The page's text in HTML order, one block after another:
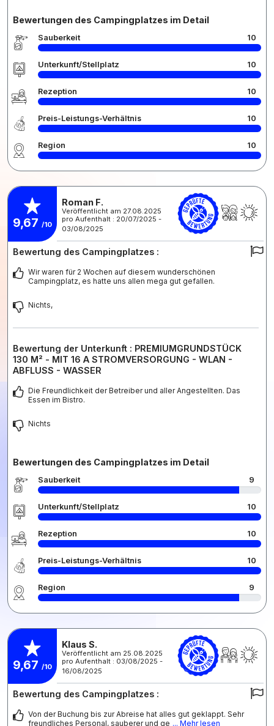
Bewertungen des Campingplatzes im Detail
Sauberkeit 10
Unterkunft/Stellplatz 10
Rezeption 10
Preis-Leistungs-Verhältnis 10
Region 10
9,67 /10
Roman F.
Veröffentlicht am 27.08.2025
pro Aufenthalt : 20/07/2025 -
03/08/2025
Bewertung des Campingplatzes :
Wir waren für 2 Wochen auf diesem wunderschönen
Campingplatz, es hatte uns allen mega gut gefallen.
Nichts,
Bewertung der Unterkunft : PREMIUMGRUNDSTÜCK
130 M² - MIT 16 A STROMVERSORGUNG - WLAN -
ABFLUSS - WASSER
Die Freundlichkeit der Betreiber und aller Angestellten. Das
Essen im Bistro.
Nichts
Bewertungen des Campingplatzes im Detail
Sauberkeit 9
Unterkunft/Stellplatz 10
Rezeption 10
Preis-Leistungs-Verhältnis 10
Region 9
9,67 /10
Klaus S.
Veröffentlicht am 25.08.2025
pro Aufenthalt : 03/08/2025 -
16/08/2025
Bewertung des Campingplatzes :
Von der Buchung bis zur Abreise hat alles gut geklappt. Sehr
freundliches Personal, sauberer und ge ... Mehr lesen